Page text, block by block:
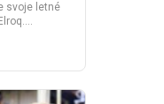
svoje letné